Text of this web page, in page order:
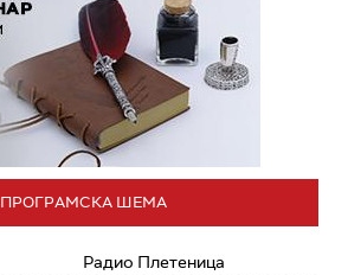
ПРОГРАМСКА ШЕМА
Радио Плетеница